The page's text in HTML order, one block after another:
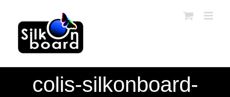
contenu
colis-silkonboard-